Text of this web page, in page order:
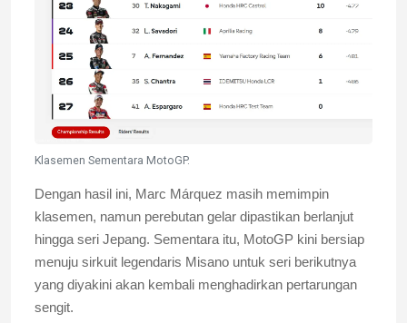
Klasemen Sementara MotoGP.
Dengan hasil ini, Marc Márquez masih memimpin
klasemen, namun perebutan gelar dipastikan berlanjut
hingga seri Jepang. Sementara itu, MotoGP kini bersiap
menuju sirkuit legendaris Misano untuk seri berikutnya
yang diyakini akan kembali menghadirkan pertarungan
sengit.